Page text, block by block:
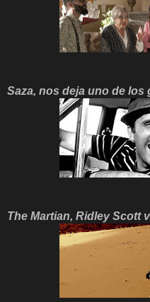
Saza, nos deja uno de
The Martian, Ridley Scott